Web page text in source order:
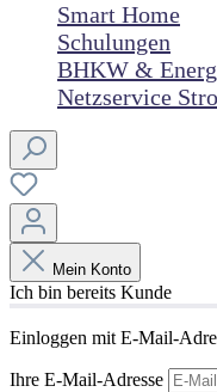
Smart Home
Schulungen
BHKW &
Netzservice
Mein Konto
Ich bin bereits Kunde
Einloggen mit E-Mail-
Ihre E-Mail-Adresse